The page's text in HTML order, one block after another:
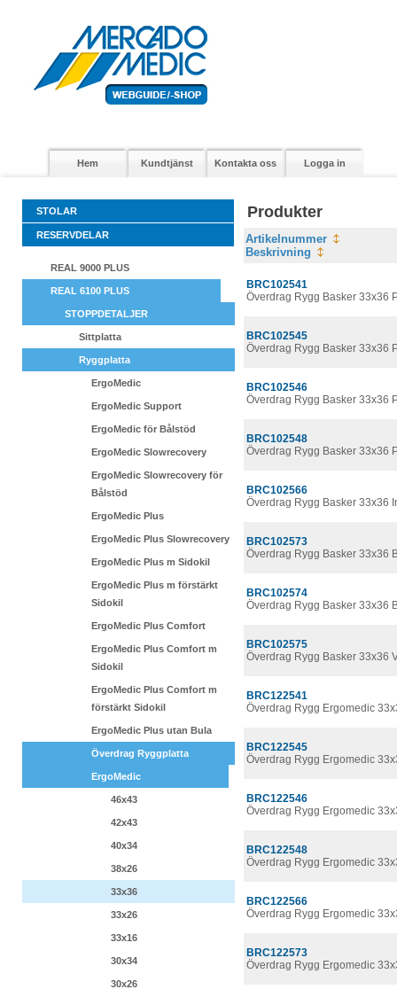
Hem Kundtjänst Kontakta oss Logga in
STOLAR
RESERVDELAR
REAL 9000 PLUS
REAL 6100 PLUS
STOPPDETALJER
Sittplatta
Ryggplatta
ErgoMedic
ErgoMedic Support
ErgoMedic för Bålstöd
ErgoMedic Slowrecovery
ErgoMedic Slowrecovery för
Bålstöd
ErgoMedic Plus
ErgoMedic Plus Slowrecovery
ErgoMedic Plus m Sidokil
ErgoMedic Plus m förstärkt
Sidokil
ErgoMedic Plus Comfort
ErgoMedic Plus Comfort m
Sidokil
ErgoMedic Plus Comfort m
förstärkt Sidokil
ErgoMedic Plus utan Bula
Överdrag Ryggplatta
ErgoMedic
46x43
42x43
40x34
38x26
33x36
33x26
33x16
30x34
30x26
Produkter
Artikelnummer
Beskrivning
BRC102541
Överdrag Rygg Basker 33x36
BRC102545
Överdrag Rygg Basker 33x36
BRC102546
Överdrag Rygg Basker 33x36
BRC102548
Överdrag Rygg Basker 33x36
BRC102566
Överdrag Rygg Basker 33x36
BRC102573
Överdrag Rygg Basker 33x36
BRC102574
Överdrag Rygg Basker 33x36
BRC102575
Överdrag Rygg Basker 33x36
BRC122541
Överdrag Rygg Ergomedic
BRC122545
Överdrag Rygg Ergomedic
BRC122546
Överdrag Rygg Ergomedic
BRC122548
Överdrag Rygg Ergomedic
BRC122566
Överdrag Rygg Ergomedic
BRC122573
Överdrag Rygg Ergomedic